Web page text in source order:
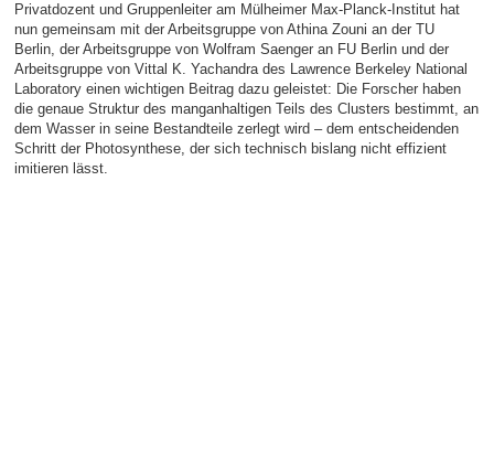
Privatdozent und Gruppenleiter am Mülheimer Max-Planck-Institut hat
nun gemeinsam mit der Arbeitsgruppe von Athina Zouni an der TU
Berlin, der Arbeitsgruppe von Wolfram Saenger an FU Berlin und der
Arbeitsgruppe von Vittal K. Yachandra des Lawrence Berkeley National
Laboratory einen wichtigen Beitrag dazu geleistet: Die Forscher haben
die genaue Struktur des manganhaltigen Teils des Clusters bestimmt, an
dem Wasser in seine Bestandteile zerlegt wird – dem entscheidenden
Schritt der Photosynthese, der sich technisch bislang nicht effizient
imitieren lässt.